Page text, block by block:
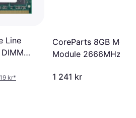
Line
kr*
CoreParts 8GB
Module 2666MHz
1 241 kr